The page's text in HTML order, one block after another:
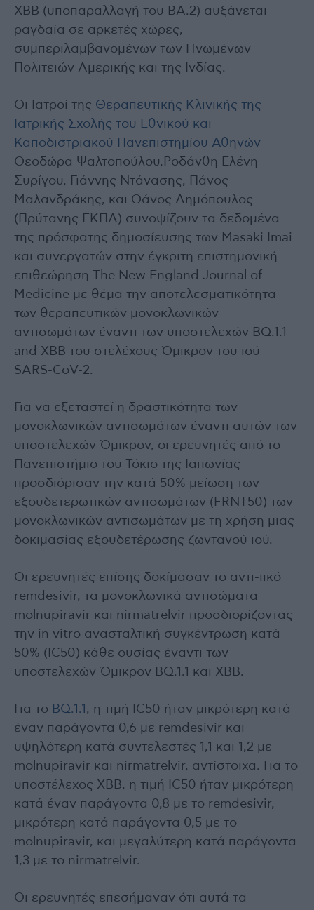
XBB (υποπαραλλαγή του BA.2) αυξάνεται
ραγδαία σε αρκετές χώρες,
συμπεριλαμβανομένων των Ηνωμένων
Πολιτειών Αμερικής και της Ινδίας.
Οι Ιατροί της Θεραπευτικής Κλινικής της
Ιατρικής Σχολής του Εθνικού και
Καποδιστριακού Πανεπιστημίου Αθηνών
Θεοδώρα Ψαλτοπούλου,Ροδάνθη Ελένη
Συρίγου, Γιάννης Ντάνασης, Πάνος
Μαλανδράκης, και Θάνος Δημόπουλος
(Πρύτανης ΕΚΠΑ) συνοψίζουν τα δεδομένα
της πρόσφατης δημοσίευσης των Masaki Imai
και συνεργατών στην έγκριτη επιστημονική
επιθεώρηση The New England Journal of
Medicine με θέμα την αποτελεσματικότητα
των θεραπευτικών μονοκλωνικών
αντισωμάτων έναντι των υποστελεχών BQ.1.1
and XBB του στελέχους Όμικρον του ιού
SARS-CoV-2.
Για να εξεταστεί η δραστικότητα των
μονοκλωνικών αντισωμάτων έναντι αυτών των
υποστελεχών Όμικρον, οι ερευνητές από το
Πανεπιστήμιο του Τόκιο της Ιαπωνίας
προσδιόρισαν την κατά 50% μείωση των
εξουδετερωτικών αντισωμάτων (FRNT50) των
μονοκλωνικών αντισωμάτων με τη χρήση μιας
δοκιμασίας εξουδετέρωσης ζωντανού ιού.
Οι ερευνητές επίσης δοκίμασαν το αντι-ιικό
remdesivir, τα μονοκλωνικά αντισώματα
molnupiravir και nirmatrelvir προσδιορίζοντας
την in vitro ανασταλτική συγκέντρωση κατά
50% (IC50) κάθε ουσίας έναντι των
υποστελεχών Όμικρον BQ.1.1 και XBB.
Για το BQ.1.1 , η τιμή IC50 ήταν μικρότερη κατά
έναν παράγοντα 0,6 με remdesivir και
υψηλότερη κατά συντελεστές 1,1 και 1,2 με
molnupiravir και nirmatrelvir, αντίστοιχα. Για το
υποστέλεχος XBB, η τιμή IC50 ήταν μικρότερη
κατά έναν παράγοντα 0,8 με το remdesivir,
μικρότερη κατά παράγοντα 0,5 με το
molnupiravir, και μεγαλύτερη κατά παράγοντα
1,3 με το nirmatrelvir.
Οι ερευνητές επεσήμαναν ότι αυτά τα